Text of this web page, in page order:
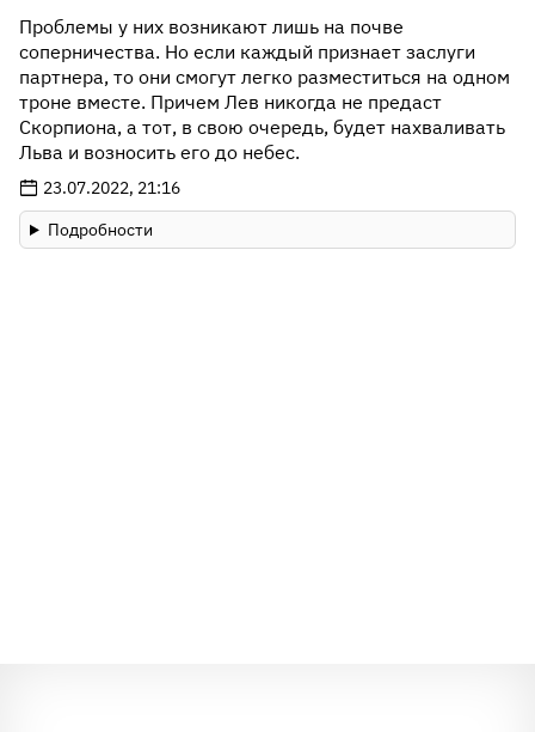
Проблемы у них возникают лишь на почве
соперничества. Но если каждый признает заслуги
партнера, то они смогут легко разместиться на одном
троне вместе. Причем Лев никогда не предаст
Скорпиона, а тот, в свою очередь, будет нахваливать
Льва и возносить его до небес.
23.07.2022, 21:16
Подробности